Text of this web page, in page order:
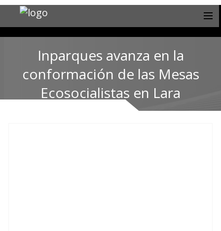
Inparques avanza en la
conformación de las Mesas
Ecosocialistas en Lara